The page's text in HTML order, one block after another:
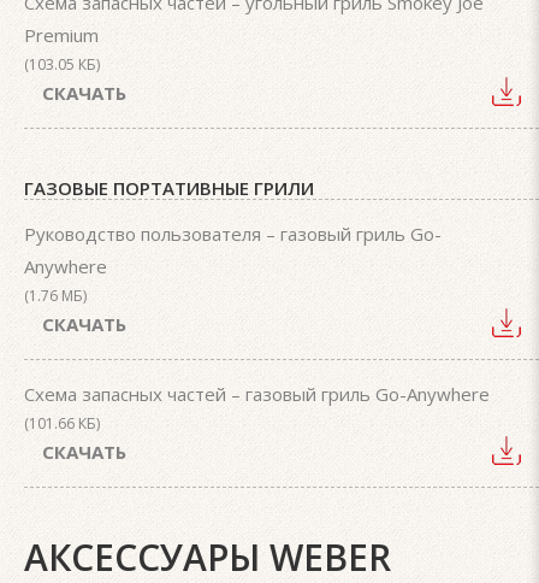
Premium
(103.05 КБ)
СКАЧАТЬ
ГАЗОВЫЕ ПОРТАТИВНЫЕ ГРИЛИ
Руководство пользователя – газовый гриль Go-
Anywhere
(1.76 МБ)
СКАЧАТЬ
Схема запасных частей – газовый гриль Go-Anywhere
(101.66 КБ)
СКАЧАТЬ
АКСЕССУАРЫ WEBER